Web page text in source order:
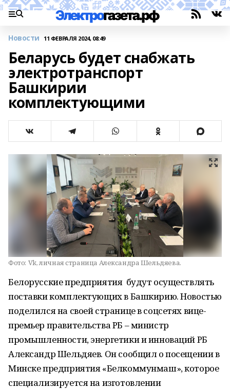
Новости 11 ФЕВРАЛЯ 2024, 08:49
Беларусь будет снабжать
электротранспорт
Башкирии
комплектующими
Фото: Vk, личная страница Александра Шельдяева.
Белорусские предприятия будут осуществлять
поставки комплектующих в Башкирию. Новостью
поделился на своей странице в соцсетях вице-
премьер правительства РБ – министр
промышленности, энергетики и инноваций РБ
Александр Шельдяев. Он сообщил о посещении в
Минске предприятия «Белкоммунмаш», которое
специализируется на изготовлении